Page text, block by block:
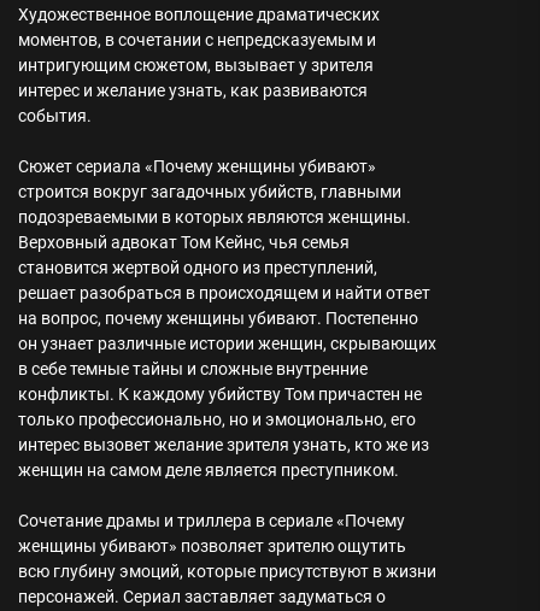
Художественное воплощение драматических
моментов, в сочетании с непредсказуемым и
интригующим сюжетом, вызывает у зрителя
интерес и желание узнать, как развиваются
события.
Сюжет сериала «Почему женщины убивают»
строится вокруг загадочных убийств, главными
подозреваемыми в которых являются женщины.
Верховный адвокат Том Кейнс, чья семья
становится жертвой одного из преступлений,
решает разобраться в происходящем и найти ответ
на вопрос, почему женщины убивают. Постепенно
он узнает различные истории женщин, скрывающих
в себе темные тайны и сложные внутренние
конфликты. К каждому убийству Том причастен не
только профессионально, но и эмоционально, его
интерес вызовет желание зрителя узнать, кто же из
женщин на самом деле является преступником.
Сочетание драмы и триллера в сериале «Почему
женщины убивают» позволяет зрителю ощутить
всю глубину эмоций, которые присутствуют в жизни
персонажей. Сериал заставляет задуматься о